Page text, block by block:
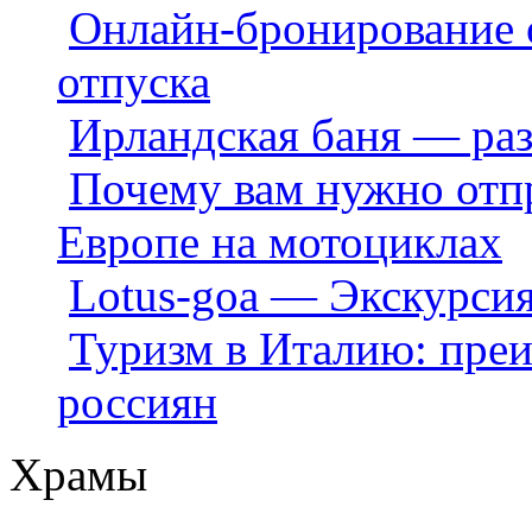
Онлайн-бронирование
отпуска
Ирландская баня —
Почему вам нужно
Европе на мотоциклах
Lotus-goa —
Туризм в Италию:
россиян
Храмы